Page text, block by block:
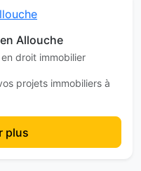
Allouche
droit immobilier
projets immobiliers à
plus